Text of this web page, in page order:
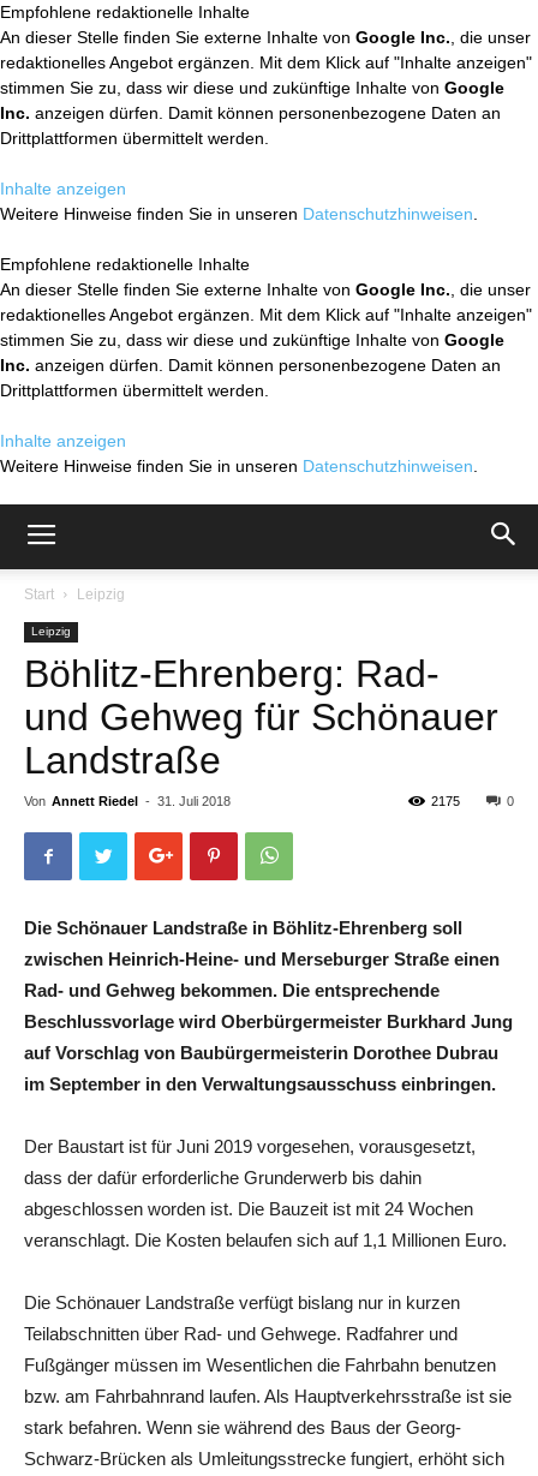
Empfohlene redaktionelle Inhalte
An dieser Stelle finden Sie externe Inhalte von Google Inc. , die unser
redaktionelles Angebot ergänzen. Mit dem Klick auf "Inhalte anzeigen"
stimmen Sie zu, dass wir diese und zukünftige Inhalte von Google
Inc. anzeigen dürfen. Damit können personenbezogene Daten an
Drittplattformen übermittelt werden.
Inhalte anzeigen
Weitere Hinweise finden Sie in unseren Datenschutzhinweisen
Empfohlene redaktionelle Inhalte
An dieser Stelle finden Sie externe Inhalte von Google Inc. , die unser
redaktionelles Angebot ergänzen. Mit dem Klick auf "Inhalte anzeigen"
stimmen Sie zu, dass wir diese und zukünftige Inhalte von Google
Inc. anzeigen dürfen. Damit können personenbezogene Daten an
Drittplattformen übermittelt werden.
Inhalte anzeigen
Weitere Hinweise finden Sie in unseren Datenschutzhinweisen
Start Leipzig
Leipzig
Böhlitz-Ehrenberg: Rad-
und Gehweg für Schönauer
Landstraße
Von Annett Riedel - 31. Juli 2018 0
2175
Die Schönauer Landstraße in Böhlitz-Ehrenberg soll
zwischen Heinrich-Heine- und Merseburger Straße einen
Rad- und Gehweg bekommen. Die entsprechende
Beschlussvorlage wird Oberbürgermeister Burkhard Jung
auf Vorschlag von Baubürgermeisterin Dorothee Dubrau
im September in den Verwaltungsausschuss einbringen.
Der Baustart ist für Juni 2019 vorgesehen, vorausgesetzt,
dass der dafür erforderliche Grunderwerb bis dahin
abgeschlossen worden ist. Die Bauzeit ist mit 24 Wochen
veranschlagt. Die Kosten belaufen sich auf 1,1 Millionen Euro.
Die Schönauer Landstraße verfügt bislang nur in kurzen
Teilabschnitten über Rad- und Gehwege. Radfahrer und
Fußgänger müssen im Wesentlichen die Fahrbahn benutzen
bzw. am Fahrbahnrand laufen. Als Hauptverkehrsstraße ist sie
stark befahren. Wenn sie während des Baus der Georg-
Schwarz-Brücken als Umleitungsstrecke fungiert, erhöht sich